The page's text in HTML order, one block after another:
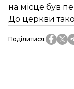
на місце був
До церкви
Поділитися: